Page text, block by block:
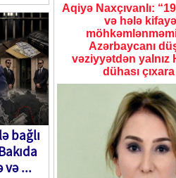
bağlı
və ...
Aqiyə Naxçıvanlı:
və hələ
Azərbaycanı
vəziyyətdən yalnız
dühası